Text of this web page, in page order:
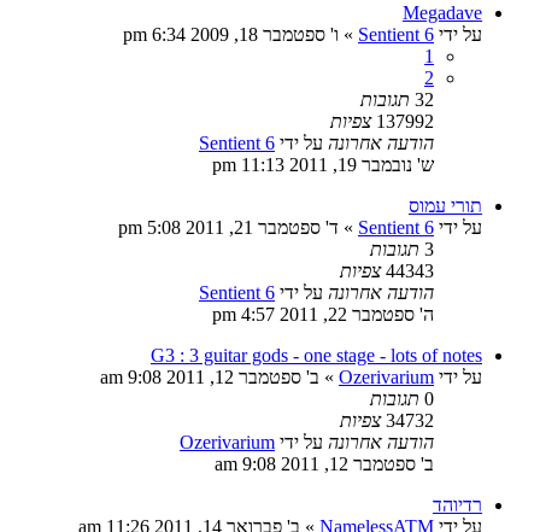
Megadave
על ידי Sentient 6
» ו' ספטמבר 18, 2009 6:34 pm
1
2
32 תגובות
137992 צפיות
הודעה אחרונה על ידי Sentient 6
ש' נובמבר 19, 2011 11:13 pm
תורי עמוס
על ידי Sentient 6
» ד' ספטמבר 21, 2011 5:08 pm
3 תגובות
44343 צפיות
הודעה אחרונה על ידי Sentient 6
ה' ספטמבר 22, 2011 4:57 pm
G3 : 3 guitar gods - one stage - lots of notes
על ידי Ozerivarium
» ב' ספטמבר 12, 2011 9:08 am
0 תגובות
34732 צפיות
הודעה אחרונה על ידי Ozerivarium
ב' ספטמבר 12, 2011 9:08 am
רדיוהד
על ידי NamelessATM
» ב' פברואר 14, 2011 11:26 am